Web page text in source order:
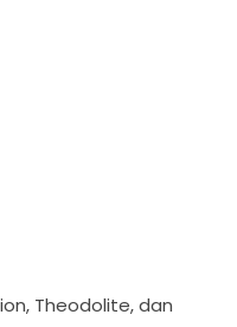
Theodolite, dan